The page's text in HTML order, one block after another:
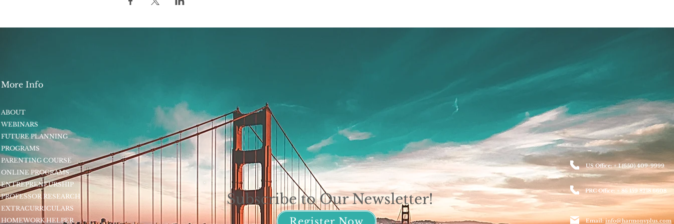
More Info
ABOUT
WEBINARS
FUTURE PLANNING
PROGRAMS
PARENTING COURSE
ONLINE PROGRAMS
ENTREPRENEURSHIP
PROFESSOR RESEARCH
EXTRACURRICULARS
HOMEWORK HELPER
Subscribe to Our Newsletter!
Register Now
US Office: + 1 (650) 409-9999
PRC Office: + 86 159 8218 6608
Email:info@harmonyplus.com